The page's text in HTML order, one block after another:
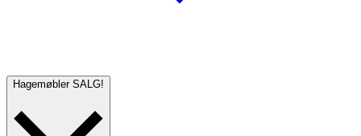
Hagemøbler SALG!